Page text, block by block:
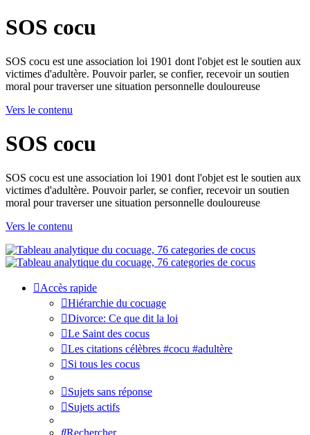
SOS cocu
SOS cocu est une association loi 1901 dont l'objet est le soutien aux
victimes d'adultère. Pouvoir parler, se confier, recevoir un soutien
moral pour traverser une situation personnelle douloureuse
Vers le contenu
SOS cocu
SOS cocu est une association loi 1901 dont l'objet est le soutien aux
victimes d'adultère. Pouvoir parler, se confier, recevoir un soutien
moral pour traverser une situation personnelle douloureuse
Vers le contenu
Accès rapide
Hiérarchie du cocuage
Divorce: Ce que dit la loi
Le Saint des cocus
Les citations célèbres #cocu #adultère
Si tous les cocus
Sujets sans réponse
Sujets actifs
Rechercher